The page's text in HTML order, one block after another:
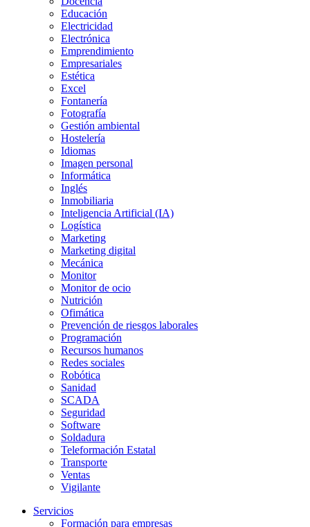
Educación
Electricidad
Electrónica
Emprendimiento
Empresariales
Estética
Excel
Fontanería
Fotografía
Gestión ambiental
Hostelería
Idiomas
Imagen personal
Informática
Inglés
Inmobiliaria
Inteligencia Artificial (IA)
Logística
Marketing
Marketing digital
Mecánica
Monitor
Monitor de ocio
Nutrición
Ofimática
Prevención de riesgos laborales
Programación
Recursos humanos
Redes sociales
Robótica
Sanidad
SCADA
Seguridad
Software
Soldadura
Teleformación Estatal
Transporte
Ventas
Vigilante
Servicios
Formación para empresas